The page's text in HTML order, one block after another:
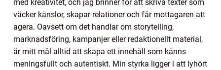
med kreativitet, och jag brinner för att skriva texter som
väcker känslor, skapar relationer och får mottagaren att
agera. Oavsett om det handlar om storytelling,
marknadsföring, kampanjer eller redaktionellt material,
är mitt mål alltid att skapa ett innehåll som känns
meningsfullt och autentiskt. Min styrka ligger i att lyhört